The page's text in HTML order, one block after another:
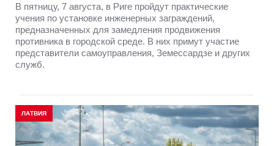
В пятницу, 7 августа, в Риге пройдут практические
учения по установке инженерных заграждений,
предназначенных для замедления продвижения
противника в городской среде. В них примут участие
представители самоуправления, Земессардзе и других
служб.
ЛАТВИЯ